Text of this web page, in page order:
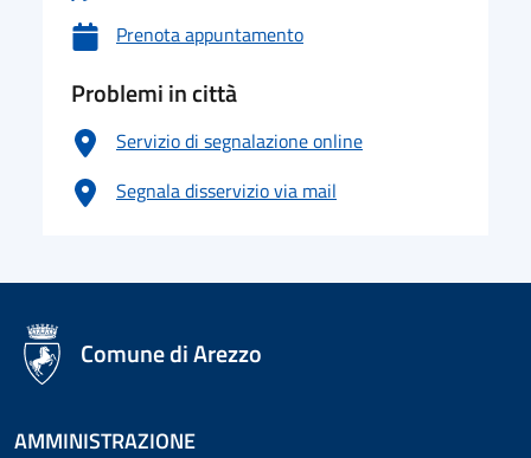
Prenota appuntamento
Problemi in città
Servizio di segnalazione online
Segnala disservizio via mail
logo Unione Europea
Comune di Arezzo
AMMINISTRAZIONE